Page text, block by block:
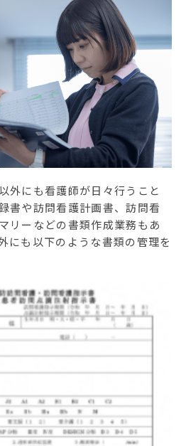
外にも看護師が日々行うこと
書や訪問看護計画書、訪問看
リーなどの書類作成業務もあ
にも以下のような書類の管理を